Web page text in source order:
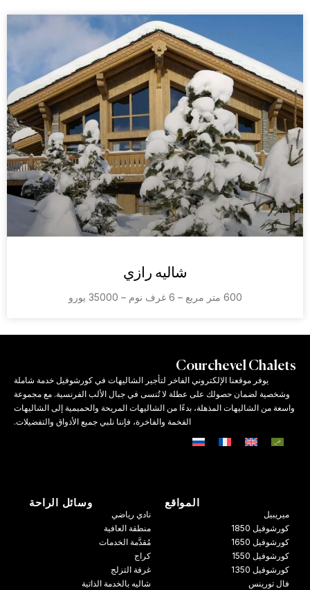
شاليه رازي
600 متر مربع – 6 غرف نوم – 35000 يورو
Courchevel Chalets
يوفر موقعنا الإلكتروني الفاخر لتأجير الشاليهات في كورشوفيل خدمة شاملة
وشخصية لضمان حصولك على عطلة لا تُنسى في جبال الألب الفرنسية. مع مجموعة
واسعة من الشاليهات المذهلة، بدءًا من الشاليهات المريحة والحميمية إلى الشاليهات
الفخمة والفاخرة، فإننا نلبي جميع الأذواق والتفضيلات.
المواقع
ميريبيل
كورشوفيل 1850
كورشوفيل 1650
كورشوفيل 1550
كورشوفيل 1350
فال تورينس
وسائل الراحة
نادي رياضي
منطقة العافية
مُقدَّمة الخدمات
كراج
غرفة التزلج
شاليه بالخدمة الذاتية